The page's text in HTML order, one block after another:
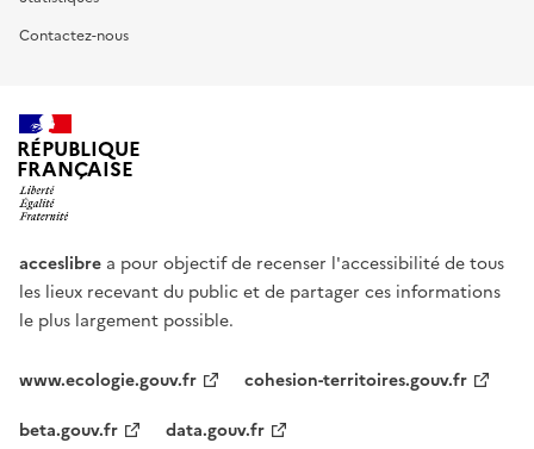
Contactez-nous
RÉPUBLIQUE
FRANÇAISE
acceslibre a pour objectif de recenser l'accessibilité de tous
les lieux recevant du public et de partager ces informations
le plus largement possible.
www.ecologie.gouv.fr
cohesion-territoires.gouv.fr
beta.gouv.fr
data.gouv.fr